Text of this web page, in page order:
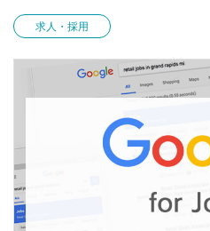
求人・採用